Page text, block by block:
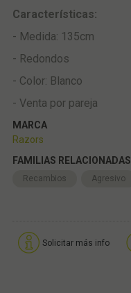
Características:
- Medida: 135cm
- Redondos
- Color: Blanco
- Venta por pareja
MARCA
Razors
FAMILIAS RELACIONADAS
Recambios Agresivo
Solicitar más info